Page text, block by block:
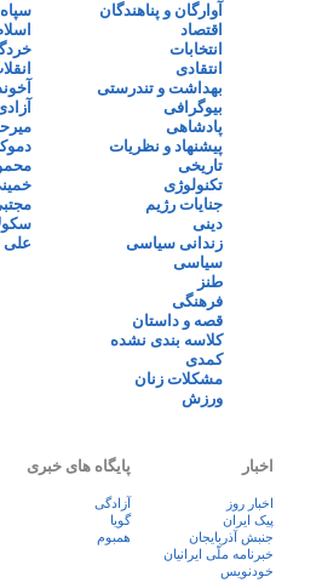
آوارگان و پناهندگان
اقتصاد
انتخابات
انتقادی
بهداشت و تندرستی
بیوگرافی
پادشاهی
پیشنهاد و نظریات
تاریخی
تکنولوژی
جنایات رژیم
دینی
زندانی سیاسی
سیاسی
طنز
فرهنگی
قصه و داستان
کلاسه بندی نشده
کمدی
مشکلات زنان
ورزش
علی
اخبار
اخبار روز
پيک ايران
جنبش آذربایجان
خبرنامه ملّی ایرانیان
خودنویس
پایگاه های خبری
آزادگی
گویا
همبوم